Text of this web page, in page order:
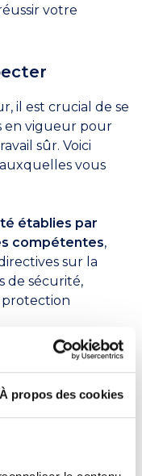
À propos des cookies
votre
il est crucial de se
en vigueur pour
sûr. Voici
vous
établies par
compétentes,
sur la
de sécurité,
protection
de
que les freins,
et les systèmes de
avant